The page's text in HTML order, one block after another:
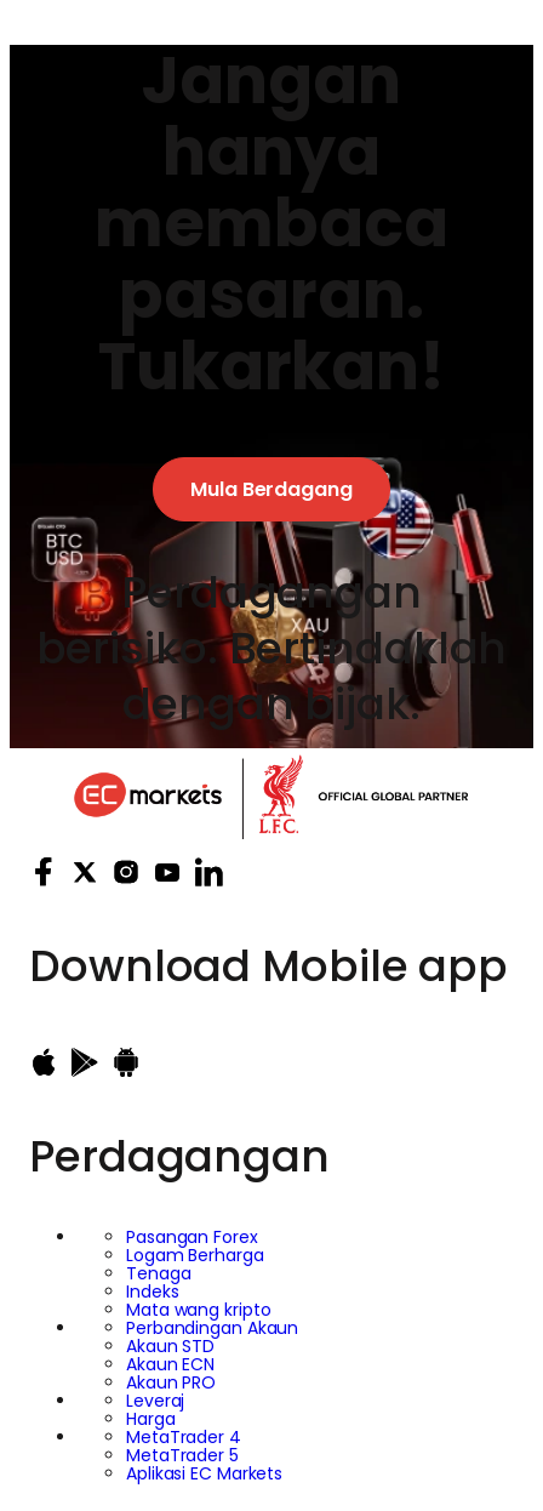
Jangan
hanya
membaca
pasaran.
Tukarkan!
Mula Berdagang
Perdagangan
berisiko. Bertindaklah
dengan bijak.
Download Mobile app
Perdagangan
Pasangan Forex
Logam Berharga
Tenaga
Indeks
Mata wang kripto
Perbandingan Akaun
Akaun STD
Akaun ECN
Akaun PRO
Leveraj
Harga
MetaTrader 4
MetaTrader 5
Aplikasi EC Markets